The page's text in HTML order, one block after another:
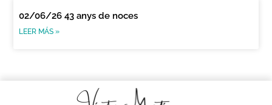
02/06/26 43 anys de noces
LEER MÁS »